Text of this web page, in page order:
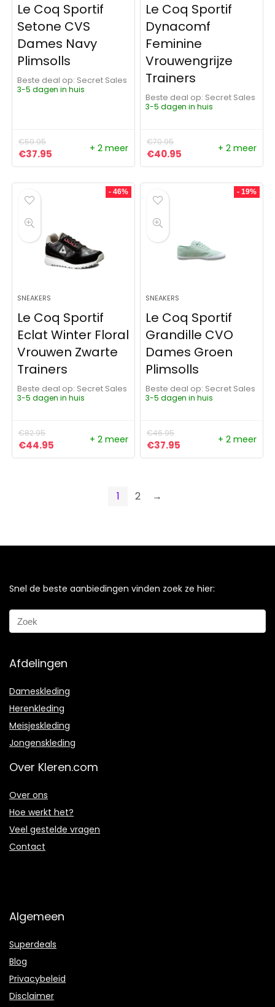
Le Coq Sportif
Setone CVS
Dames Navy
Plimsolls
Beste deal op:
Secret Sales
3-5 dagen in huis
€59.95
Oorspronkelijke prijs was: €59.95.
€37.95 Huidige prijs is: €37.95.
+ 2 meer
Le Coq Sportif
Dynacomf
Feminine
Vrouwengrijze
Trainers
Beste deal op:
Secret Sales
3-5 dagen in huis
€70.95
Oorspronkelijke prijs was:
€40.95 Huidige prijs is:
+ 2 meer
- 46%
SNEAKERS
Le Coq Sportif
Eclat Winter Floral
Vrouwen Zwarte
Trainers
Beste deal op:
Secret Sales
3-5 dagen in huis
€82.95
Oorspronkelijke prijs was: €82.95.
€44.95 Huidige prijs is: €44.95.
+ 2 meer
- 19%
SNEAKERS
Le Coq Sportif
Grandille CVO
Dames Groen
Plimsolls
Beste deal op:
Secret Sales
3-5 dagen in huis
€46.95
Oorspronkelijke prijs
€37.95 Huidige prijs is:
+ 2 meer
1 2 →
Snel de beste aanbiedingen vinden zoek ze hier:
Afdelingen
Dameskleding
Herenkleding
Meisjeskleding
Jongenskleding
Over Kleren.com
Over ons
Hoe werkt het?
Veel gestelde vragen
Contact
Algemeen
Superdeals
Blog
Privacybeleid
Disclaimer